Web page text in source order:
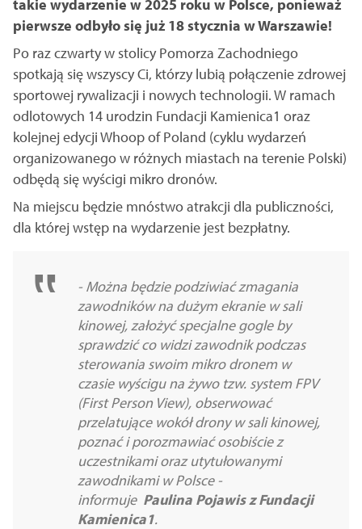
takie wydarzenie w 2025 roku w Polsce, ponieważ
pierwsze odbyło się już 18 stycznia w Warszawie!
Po raz czwarty w stolicy Pomorza Zachodniego
spotkają się wszyscy Ci, którzy lubią połączenie zdrowej
sportowej rywalizacji i nowych technologii. W ramach
odlotowych 14 urodzin Fundacji Kamienica1 oraz
kolejnej edycji Whoop of Poland (cyklu wydarzeń
organizowanego w różnych miastach na terenie Polski)
odbędą się wyścigi mikro dronów.
Na miejscu będzie mnóstwo atrakcji dla publiczności,
dla której wstęp na wydarzenie jest bezpłatny.
- Można będzie podziwiać zmagania
zawodników na dużym ekranie w sali
kinowej, założyć specjalne gogle by
sprawdzić co widzi zawodnik podczas
sterowania swoim mikro dronem w
czasie wyścigu na żywo tzw. system FPV
(First Person View), obserwować
przelatujące wokół drony w sali kinowej,
poznać i porozmawiać osobiście z
uczestnikami oraz utytułowanymi
zawodnikami w Polsce -
informuje Paulina Pojawis z Fundacji
Kamienica1.